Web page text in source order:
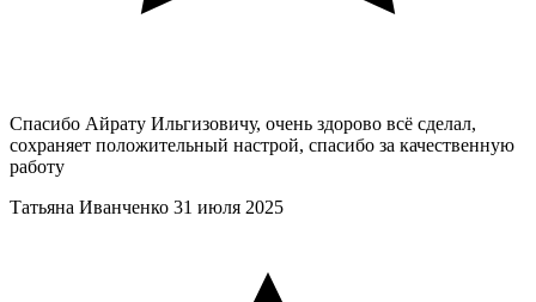
Спасибо Айрату Ильгизовичу, очень здорово всё сделал,
сохраняет положительный настрой, спасибо за качественную
работу
Татьяна Иванченко 31 июля 2025